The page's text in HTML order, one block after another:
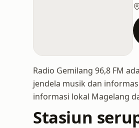
Radio Gemilang 96,8 FM
jendela musik dan
informasi lokal Magelang
Stasiun